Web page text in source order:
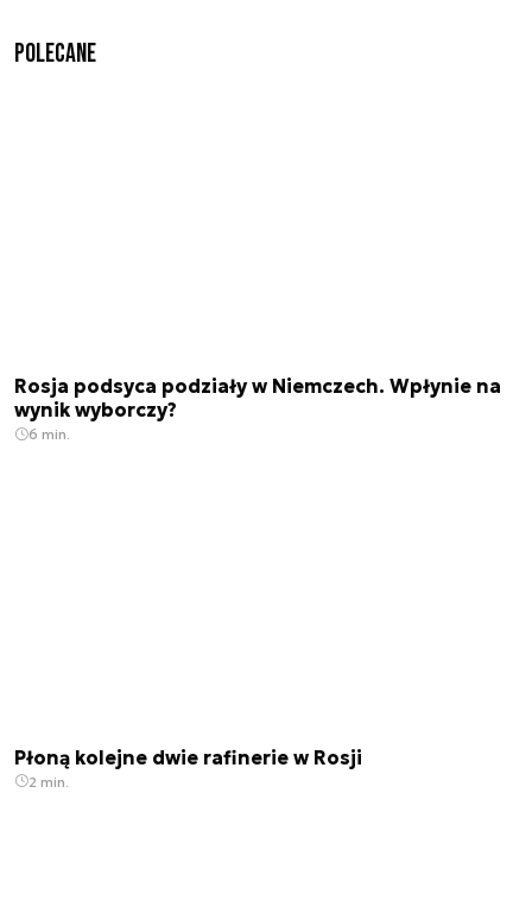
Polecane
Rosja podsyca podziały w Niemczech. Wpłynie na
wynik wyborczy?
6 min.
Płoną kolejne dwie rafinerie w Rosji
2 min.